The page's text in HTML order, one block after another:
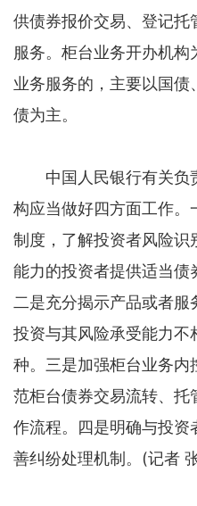
供债券报价交易、登记
服务。柜台业务开办机
业务服务的，主要以国
债为主。
中国人民银行有关负
构应当做好四方面工作。
制度，了解投资者风险识
能力的投资者提供适当债
二是充分揭示产品或者
投资与其风险承受能力不
种。三是加强柜台业务
范柜台债券交易流转、
作流程。四是明确与投
善纠纷处理机制。(记者